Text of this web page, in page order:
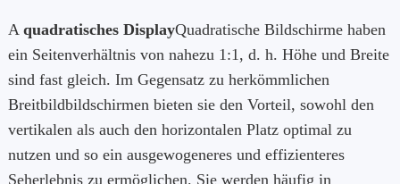
A quadratisches DisplayQuadratische Bildschirme haben
ein Seitenverhältnis von nahezu 1:1, d. h. Höhe und Breite
sind fast gleich. Im Gegensatz zu herkömmlichen
Breitbildbildschirmen bieten sie den Vorteil, sowohl den
vertikalen als auch den horizontalen Platz optimal zu
nutzen und so ein ausgewogeneres und effizienteres
Seherlebnis zu ermöglichen. Sie werden häufig in